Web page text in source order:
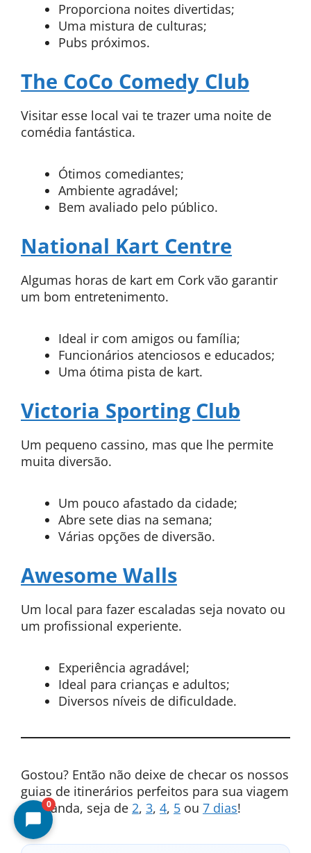
Proporciona noites divertidas;
Uma mistura de culturas;
Pubs próximos.
The CoCo Comedy Club
Visitar esse local vai te trazer uma noite de
comédia fantástica.
Ótimos comediantes;
Ambiente agradável;
Bem avaliado pelo público.
National Kart Centre
Algumas horas de kart em Cork vão garantir
um bom entretenimento.
Ideal ir com amigos ou família;
Funcionários atenciosos e educados;
Uma ótima pista de kart.
Victoria Sporting Club
Um pequeno cassino, mas que lhe permite
muita diversão.
Um pouco afastado da cidade;
Abre sete dias na semana;
Várias opções de diversão.
Awesome Walls
Um local para fazer escaladas seja novato ou
um profissional experiente.
Experiência agradável;
Ideal para crianças e adultos;
Diversos níveis de dificuldade.
Gostou? Então não deixe de checar os nossos
guias de itinerários perfeitos para sua viagem
na Irlanda, seja de 2, 3, 4, 5 ou 7 dias!
0